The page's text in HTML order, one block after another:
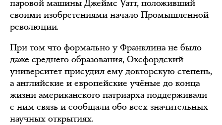
паровой машины Джеймс Уатт, положивший
своими изобретениями начало Промышленной
революции.
При том что формально у Франклина не было
даже среднего образования, Оксфордский
университет присудил ему докторскую степень,
а английские и европейские учёные до конца
жизни американского патриарха поддерживали
с ним связь и сообщали обо всех значительных
научных открытиях.